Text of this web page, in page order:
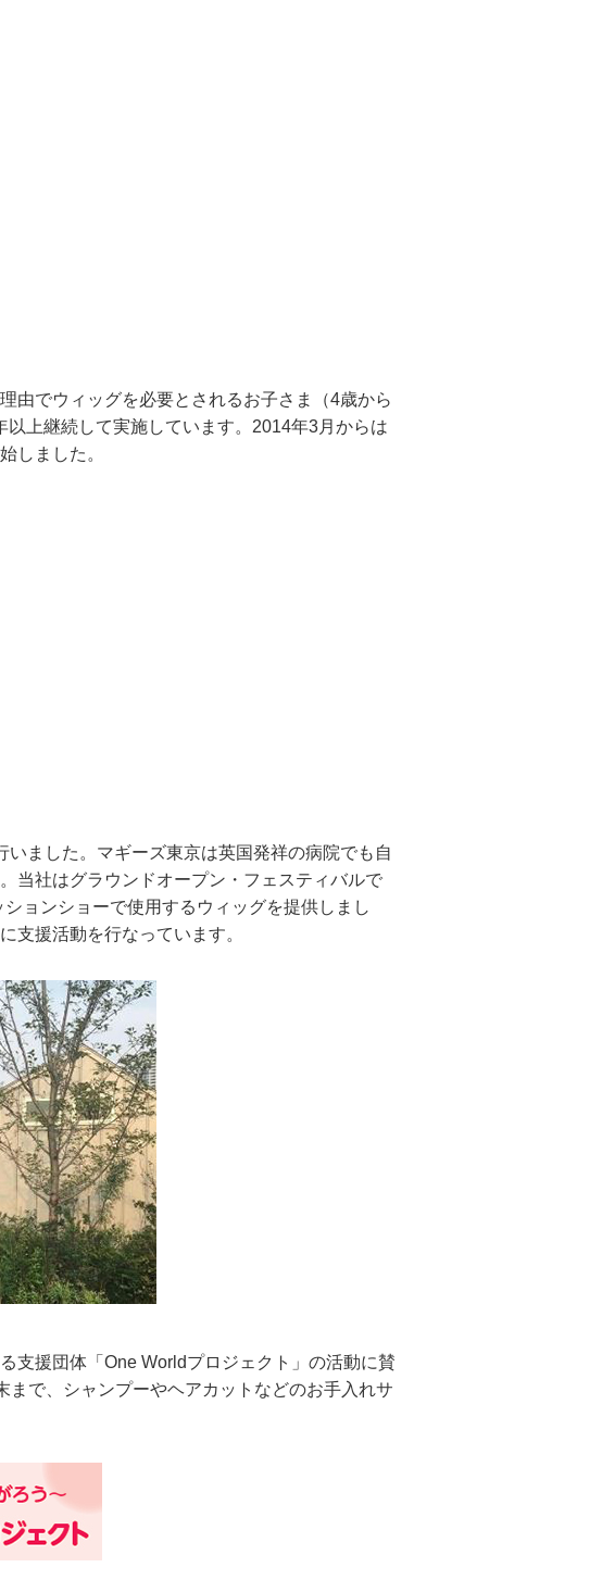
由でウィッグを必要とされるお子さま（4歳から
上継続して実施しています。2014年3月からは
しました。
ました。マギーズ東京は英国発祥の病院でも自
当社はグラウンドオープン・フェスティバルで
ョンショーで使用するウィッグを提供しまし
支援活動を行なっています。
支援団体「One Worldプロジェクト」の活動に賛
で、シャンプーやヘアカットなどのお手入れサ